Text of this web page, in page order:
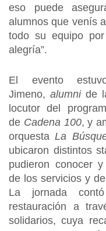
eso puede
alumnos que venís
todo su equipo
alegría”.
El evento
Jimeno, alumnide
locutor del
de Cadena 100, y
orquestaLa
ubicaron distintos
pudieron conocer
de los servicios y
La jornada
restauración a
solidarios, cuya